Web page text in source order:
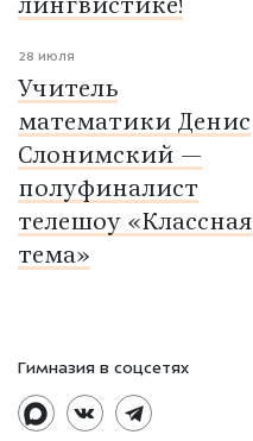
лингвистике!
28 июля
Учитель
математики Денис
Слонимский —
полуфиналист
телешоу «Классная
тема»
Гимназия в соцсетях